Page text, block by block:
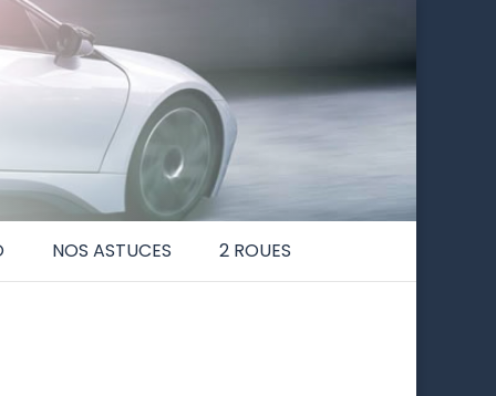
NOS ASTUCES 2 ROUES